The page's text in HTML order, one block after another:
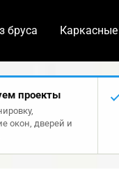
бруса
проекты
окон, дверей и